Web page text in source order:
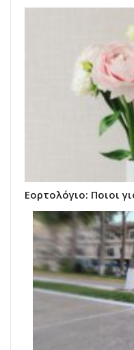
Εορτολόγιο: Ποιοι